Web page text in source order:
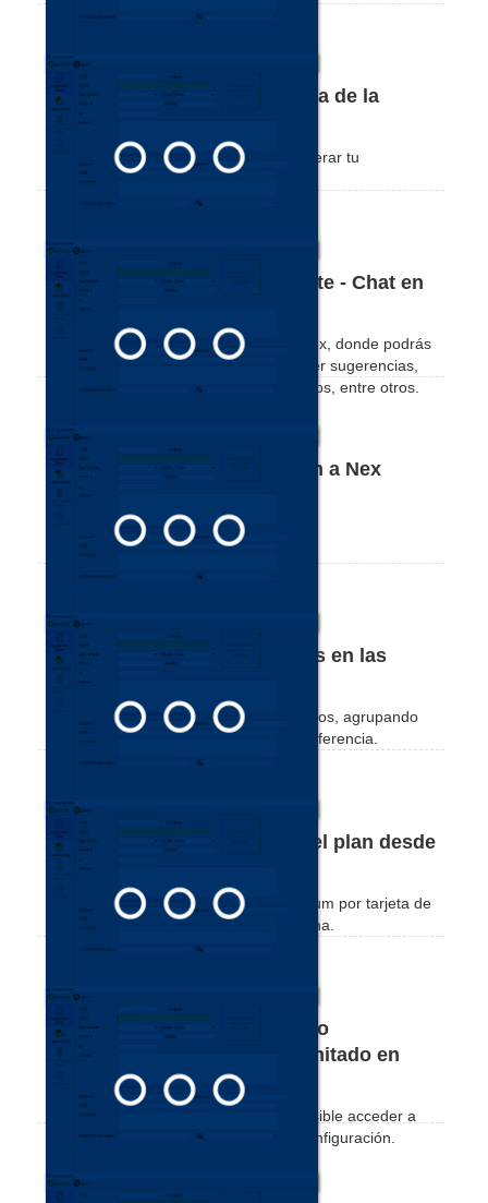
Cómo recuperar la contraseña de la
cuenta Nex
Mira lo sencillo y práctico que es recuperar tu
contraseña de registro Nex.
Canales de servicio de soporte - Chat en
línea
Consulta los canales de atención de Nex, donde podrás
contactarnos para resolver dudas, hacer sugerencias,
resolver problemas financieros y técnicos, entre otros.
Cómo cancelar la suscripción a Nex
Cómo crear filtros y subfiltros en las
pantallas del Nex
Mira cómo puedes crear filtros y subfiltros, agrupando
columnas con información según tu preferencia.
Cómo suscribirse o renovar el plan desde
Argentina
Vea como realizar la suscripción Premium por tarjeta de
crédito o cupón de pago desde Argentina.
Conozca más sobre el usuario
administrador y el usuario limitado en
Consulte el motivo por el que no es posible acceder a
algunas funciones o guardar alguna configuración.